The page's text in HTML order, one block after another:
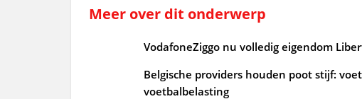
Meer over dit onderwerp
VodafoneZiggo nu volledig eigendom
Belgische providers houden poot stijf:
voetbalbelasting